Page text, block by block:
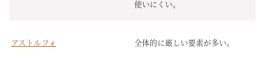
使いにくい。
アストルフォ 全体的に厳しい要素が多い。